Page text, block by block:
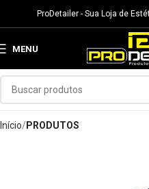
ProDetailer - Sua Loja de
MENU
Início PRODUTOS